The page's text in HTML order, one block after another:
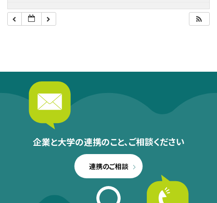
企業と大学の連携のこと、ご相談ください
連携のご相談